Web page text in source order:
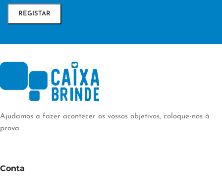
Ajudamos a fazer acontecer os vossos objetivos, coloque-nos à
prova
Conta